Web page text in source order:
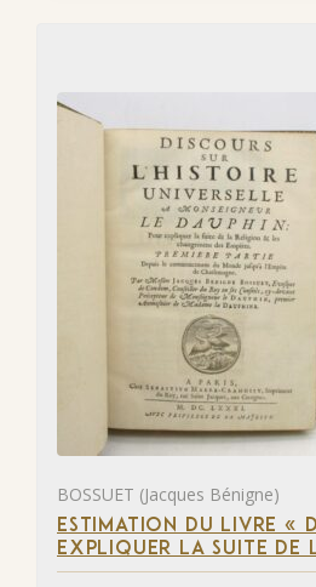
BOSSUET (Jacques Bénigne)
ESTIMATION DU LIVRE «
EXPLIQUER LA SUITE DE